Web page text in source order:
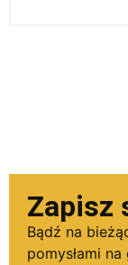
Zapisz
Bądź na
pomysłami